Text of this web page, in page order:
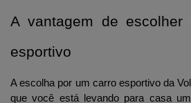
A vantagem de escolher
esportivo
A escolha por um carro esportivo da
que você está levando para casa